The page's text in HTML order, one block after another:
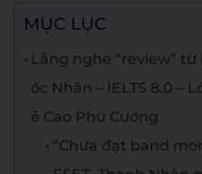
MỤC LỤC
Lắng nghe “review”
ốc Nhân – IELTS 8.0 –
ê Cao Phú Cường
“Chưa đạt band